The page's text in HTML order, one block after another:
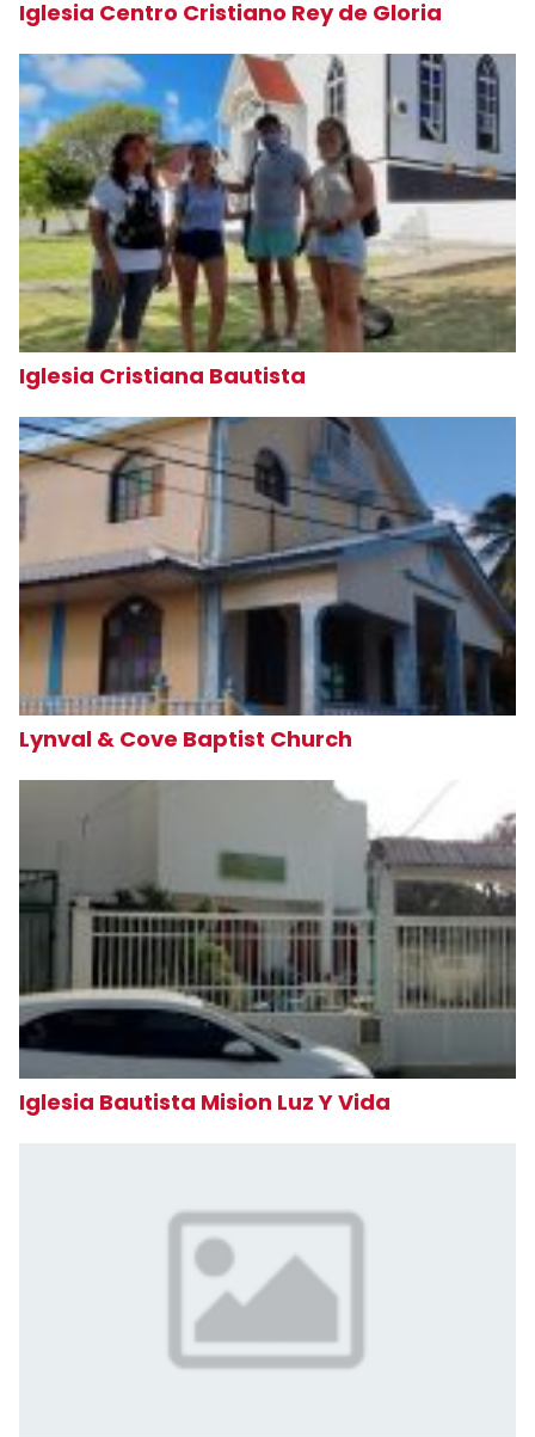
Iglesia Centro Cristiano Rey de Gloria
Iglesia Cristiana Bautista
Lynval & Cove Baptist Church
Iglesia Bautista Mision Luz Y Vida